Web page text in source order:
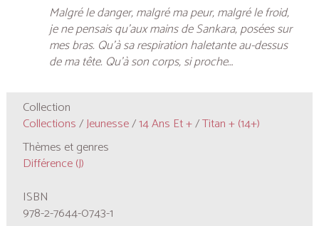
Malgré le danger, malgré ma peur, malgré le froid,
je ne pensais qu’aux mains de Sankara, posées sur
mes bras. Qu’à sa respiration haletante au-dessus
de ma tête. Qu’à son corps, si proche…
Collection
Collections/Jeunesse/14 Ans Et +/Titan + (14+)
Thèmes et genres
Différence (J)
ISBN
978-2-7644-0743-1